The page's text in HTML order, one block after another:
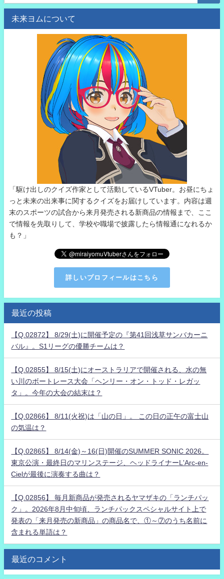
未来ヨムについて
「駆け出しのクイズ作家として活動しているVTuber。お昼にちょ
っと未来の出来事に関するクイズをお届けしています。内容は週
末のスポーツの試合から来月発売される新商品の情報まで、ここ
で情報を先取りして、学校や職場で披露したら情報通になれるか
も？」
詳しいプロフィールはこちら
最近の投稿
【Q.02872】 8/29(土)に開催予定の『第41回浅草サンバカーニ
バル』。S1リーグの優勝チームは？
【Q.02855】 8/15(土)にオーストラリアで開催される、水の無
い川のボートレース大会「ヘンリー・オン・トッド・レガッ
タ」。今年の大会の結末は？
【Q.02866】 8/11(火祝)は「山の日」。 この日の正午の富士山
の気温は？
【Q.02865】 8/14(金)～16(日)開催のSUMMER SONIC 2026。
東京公演・最終日のマリンステージ、ヘッドライナーL'Arc-en-
Cielが最後に演奏する曲は？
【Q.02856】 毎月新商品が発売されるヤマザキの「ランチパッ
ク」。2026年8月中旬頃、ランチパックスペシャルサイト上で
発表の「来月発売の新商品」の商品名で、①～⑦のうち名前に
含まれる単語は？
最近のコメント